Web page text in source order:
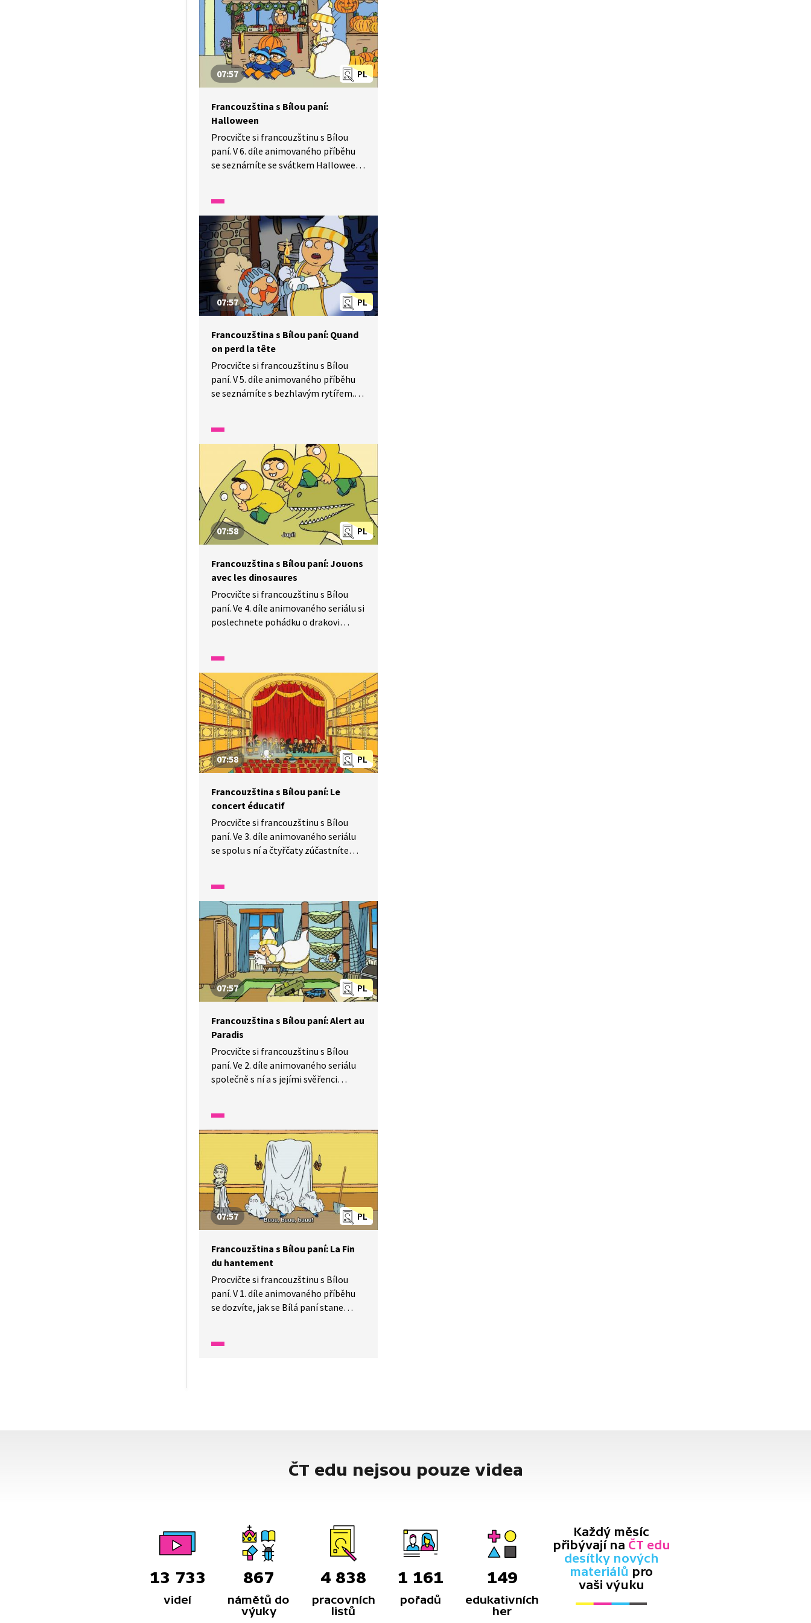
na Vánoce domů.
PL
07:57
Francouzština s Bílou paní:
Halloween
Procvičte si francouzštinu s Bílou
paní. V 6. díle animovaného příběhu
se seznámíte se svátkem Halloween.
vyřezávané dýně.
PL
07:57
Francouzština s Bílou paní: Quand
on perd la tête
Procvičte si francouzštinu s Bílou
paní. V 5. díle animovaného příběhu
se seznámíte s bezhlavým rytířem.
hlava.
PL
07:58
Francouzština s Bílou paní: Jouons
avec les dinosaures
Procvičte si francouzštinu s Bílou
paní. Ve 4. díle animovaného seriálu si
poslechnete pohádku o drakovi
a poslouchejte, uvidíte, jak
z dinosaura může vzniknout drak.
PL
07:58
Francouzština s Bílou paní: Le
concert éducatif
Procvičte si francouzštinu s Bílou
paní. Ve 3. díle animovaného seriálu
se spolu s ní a čtyřčaty zúčastníte
správně chovat v divadle.
PL
07:57
Francouzština s Bílou paní: Alert au
Paradis
Procvičte si francouzštinu s Bílou
paní. Ve 2. díle animovaného seriálu
společně s ní a s jejími svěřenci
zachrání obchod se zvířaty.
PL
07:57
Francouzština s Bílou paní: La Fin
du hantement
Procvičte si francouzštinu s Bílou
paní. V 1. díle animovaného příběhu
se dozvíte, jak se Bílá paní stane
dozvíte se, jaké má kouzelné
ČT edu nejsou pouze videa
13 733
videí
867
námětů do
výuky
4 838
pracovních
listů
1 161
pořadů
149
edukativních
her
Každý měsíc
přibývají na ČT edu
desítky nových
materiálů pro
vaši výuku